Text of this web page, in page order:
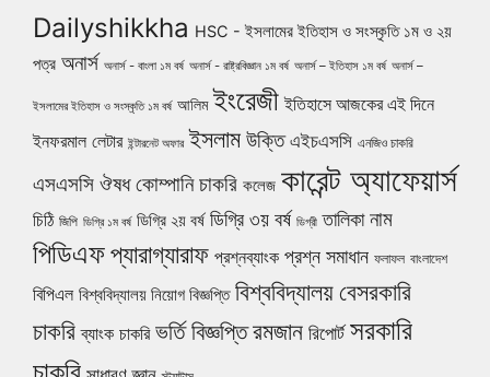
Dailyshikkha HSC - ইসলামের ইতিহাস ও সংস্কৃতি ১ম ও ২য়
পত্র অনার্স অনার্স - বাংলা ১ম বর্ষ অনার্স - রাষ্ট্রবিজ্ঞান ১ম বর্ষ অনার্স – ইতিহাস ১ম বর্ষ অনার্স –
ইসলামের ইতিহাস ও সংস্কৃতি ১ম বর্ষ আলিম ইংরেজী ইতিহাসে আজকের এই দিনে
ইনফরমাল লেটার ইন্টারনেট অফার ইসলাম উক্তি এইচএসসি এনজিও চাকরি
এসএসসি ঔষধ কোম্পানি চাকরি কলেজ কারেন্ট অ্যাফেয়ার্স
চিঠি জিপি ডিগ্রি ১ম বর্ষ ডিগ্রি ২য় বর্ষ ডিগ্রি ৩য় বর্ষ ডিগ্রী তালিকা নাম
পিডিএফপ্যারাগ্যারাফ প্রশ্নব্যাংক প্রশ্ন সমাধান ফলাফল বাংলাদেশ
বিপিএল বিশ্ববিদ্যালয় নিয়োগ বিজ্ঞপ্তি বিশ্ববিদ্যালয়বেসরকারি
চাকরি ব্যাংক চাকরি ভর্তি বিজ্ঞপ্তিরমজান রিপোর্ট সরকারি